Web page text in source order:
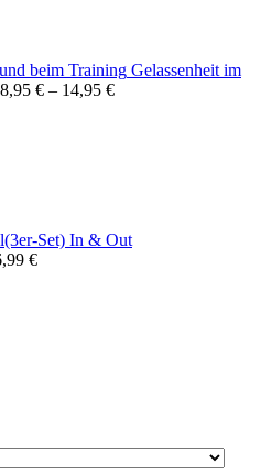
Gelassenheit im
8,95 € – 14,95 €
In & Out
€